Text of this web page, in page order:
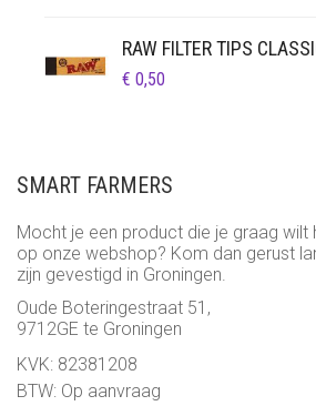
€ 25,95
RAW FILTER TIPS
€ 0,50
SMART FARMERS
Mocht je een product die je graag wilt
op onze webshop? Kom dan gerust
zijn gevestigd in Groningen.
Oude Boteringestraat 51,
9712GE te Groningen
KVK: 82381208
BTW: Op aanvraag